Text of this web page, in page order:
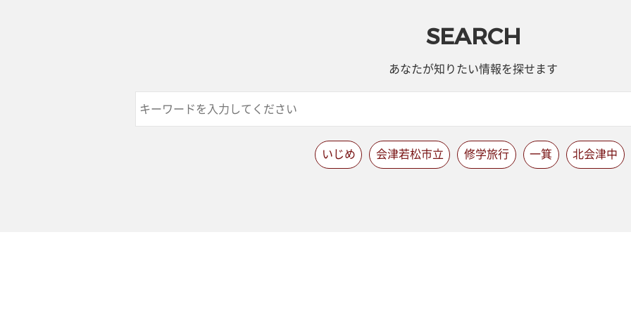
SEARCH
あなたが知りたい情報を探せます
いじめ 会津若松市立 修学旅行 一箕 北会津中